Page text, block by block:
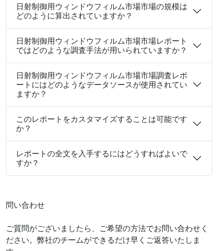
日射制御用ウィンドウフィルム市場市場の規模は
どのように算出されていますか？
日射制御用ウィンドウフィルム市場市場レポート
ではどのような調査手法が用いられていますか？
日射制御用ウィンドウフィルム市場市場調査レポ
ートにはどのようなデータソースが使用されてい
ますか？
このレポートをカスタマイズすることは可能です
か？
レポートの全文を入手するにはどうすればよいで
すか？
問い合わせ
ご質問がございましたら、ご希望の方法でお問い合わせく
ださい。弊社のチームができるだけ早くご返答いたしま